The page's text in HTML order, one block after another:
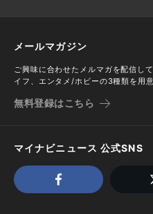
メールマガジン
ご興味に合わせたメルマガを配信し
イフ、エンタメ/ホビーの3種類を用意
無料登録はこちら
マイナビニュース 公式SNS